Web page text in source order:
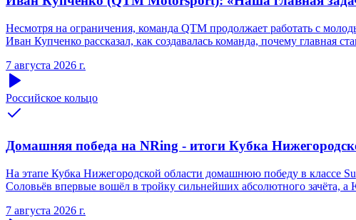
Несмотря на ограничения, команда QTM продолжает работать с
Иван Купченко рассказал, как создавалась команда, почему главная
7 августа 2026 г.
Российское кольцо
Домашняя победа на NRing - итоги Кубка
На этапе Кубка Нижегородской области домашнюю победу в классе
Соловьёв впервые вошёл в тройку сильнейших абсолютного зачёта,
7 августа 2026 г.